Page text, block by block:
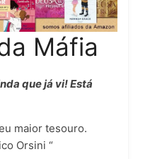
Máfia
que já vi! Está
maior tesouro.
Orsini “